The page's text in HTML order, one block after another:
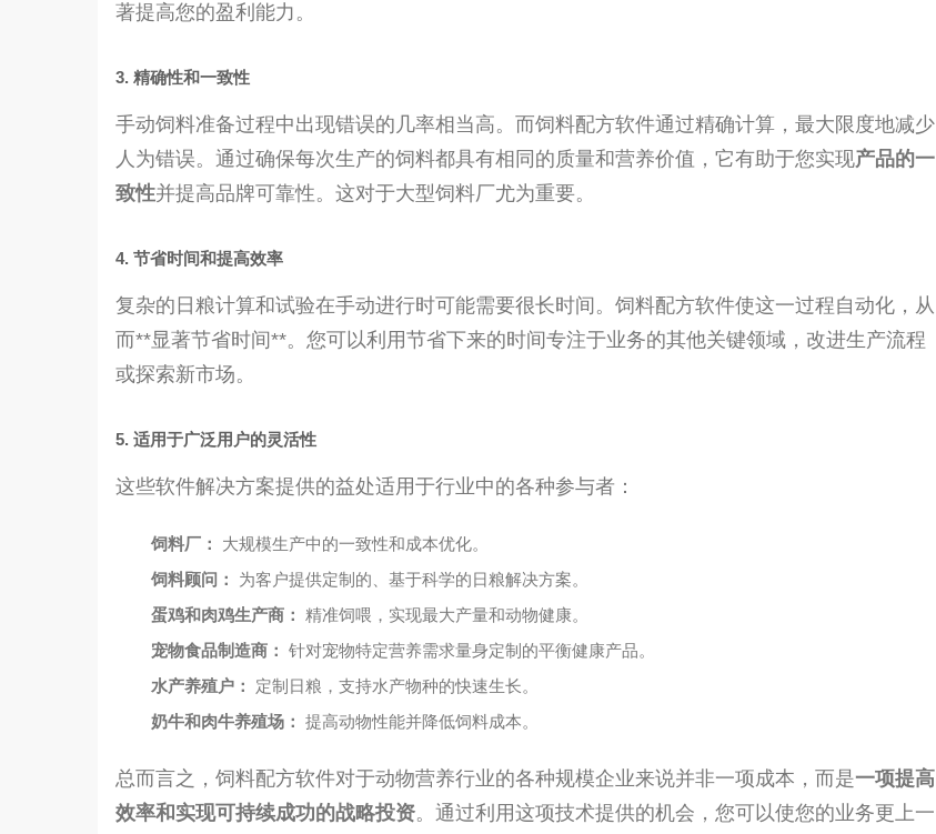
著提高您的盈利能力。
3. 精确性和一致性
手动饲料准备过程中出现错误的几率相当高。而饲料配方软件通过精确计算，最大限度地减少
人为错误。通过确保每次生产的饲料都具有相同的质量和营养价值，它有助于您实现产品的一
致性并提高品牌可靠性。这对于大型饲料厂尤为重要。
4. 节省时间和提高效率
复杂的日粮计算和试验在手动进行时可能需要很长时间。饲料配方软件使这一过程自动化，从
而**显著节省时间**。您可以利用节省下来的时间专注于业务的其他关键领域，改进生产流程
或探索新市场。
5. 适用于广泛用户的灵活性
这些软件解决方案提供的益处适用于行业中的各种参与者：
饲料厂：
大规模生产中的一致性和成本优化。
饲料顾问：
为客户提供定制的、基于科学的日粮解决方案。
蛋鸡和肉鸡生产商： 精准饲喂，实现最大产量和动物健康。
宠物食品制造商： 针对宠物特定营养需求量身定制的平衡健康产品。
水产养殖户：
定制日粮，支持水产物种的快速生长。
奶牛和肉牛养殖场： 提高动物性能并降低饲料成本。
总而言之，饲料配方软件对于动物营养行业的各种规模企业来说并非一项成本，而是一项提高
效率和实现可持续成功的战略投资。通过利用这项技术提供的机会，您可以使您的业务更上一